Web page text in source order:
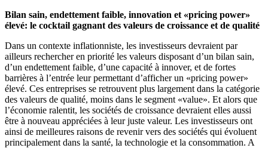
Bilan sain, endettement faible, innovation et «pricing power»
élevé: le cocktail gagnant des valeurs de croissance et de qualité
Dans un contexte inflationniste, les investisseurs devraient par
ailleurs rechercher en priorité les valeurs disposant d’un bilan sain,
d’un endettement faible, d’une capacité à innover, et de fortes
barrières à l’entrée leur permettant d’afficher un «pricing power»
élevé. Ces entreprises se retrouvent plus largement dans la catégorie
des valeurs de qualité, moins dans le segment «value». Et alors que
l’économie ralentit, les sociétés de croissance devraient elles aussi
être à nouveau appréciées à leur juste valeur. Les investisseurs ont
ainsi de meilleures raisons de revenir vers des sociétés qui évoluent
principalement dans la santé, la technologie et la consommation. A